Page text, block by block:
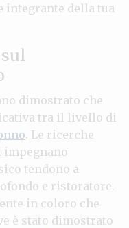
integrante della tua
dimostrato che
tra il livello di
. Le ricerche
impegnano
tendono a
e ristoratore.
in coloro che
è stato dimostrato